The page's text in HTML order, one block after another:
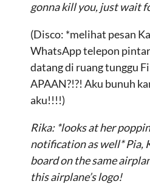
gonna kill you, just wait
(Disco: *melihat pesan
WhatsApp telepon
datang di ruang tunggu
APAAN?!?! Aku bunuh
aku!!!!)
Rika: *looks at her
notification as well* Pia,
board on the same
this airplane’s logo!